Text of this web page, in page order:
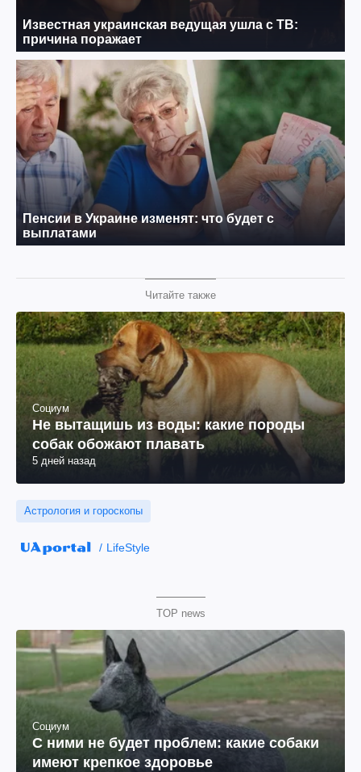
Читайте также
Социум
Не вытащишь из воды: какие породы
собак обожают плавать
5 дней назад
Астрология и гороскопы
LifeStyle
TOP news
Социум
С ними не будет проблем: какие собаки
имеют крепкое здоровье